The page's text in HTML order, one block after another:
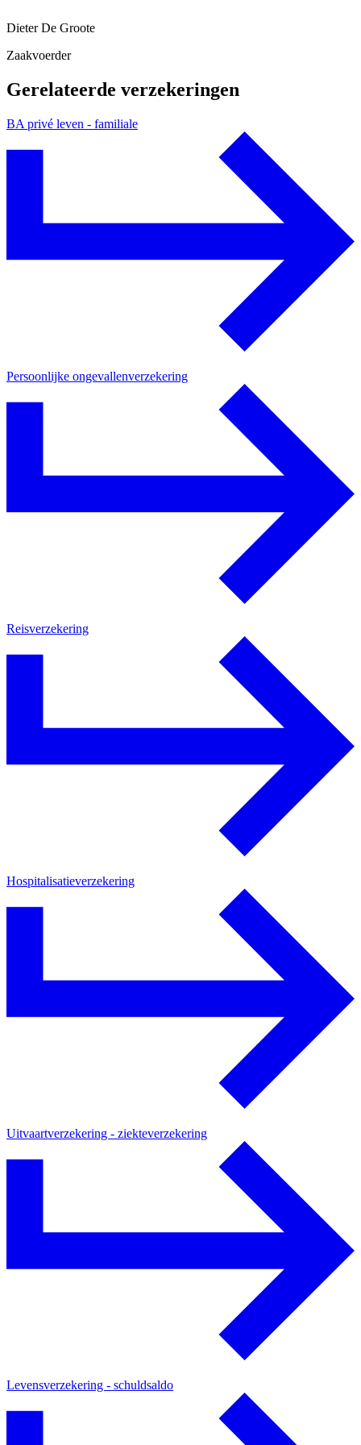
Dieter De Groote
Zaakvoerder
Gerelateerde verzekeringen
BA privé leven - familiale
Persoonlijke ongevallenverzekering
Reisverzekering
Hospitalisatieverzekering
Uitvaartverzekering - ziekteverzekering
Levensverzekering - schuldsaldo